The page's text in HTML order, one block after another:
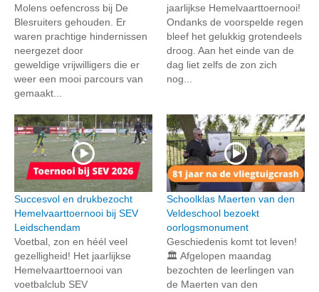
Molens oefencross bij De
Blesruiters gehouden. Er
waren prachtige hindernissen
neergezet door
geweldige vrijwilligers die er
weer een mooi parcours van
gemaakt...
jaarlijkse Hemelvaarttoernooi!
Ondanks de voorspelde regen
bleef het gelukkig grotendeels
droog. Aan het einde van de
dag liet zelfs de zon zich
nog...
Succesvol en drukbezocht
Hemelvaarttoernooi bij SEV
Leidschendam
Voetbal, zon en héél veel
gezelligheid! Het jaarlijkse
Hemelvaarttoernooi van
voetbalclub SEV
Schoolklas Maerten van den
Veldeschool bezoekt
oorlogsmonument
Geschiedenis komt tot leven!
🏛️ Afgelopen maandag
bezochten de leerlingen van
de Maerten van den